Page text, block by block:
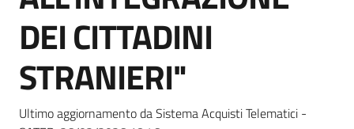
English
site
DEI CITTADINI
STRANIERI"
Ultimo aggiornamento da Sistema Acquisti Telematici -